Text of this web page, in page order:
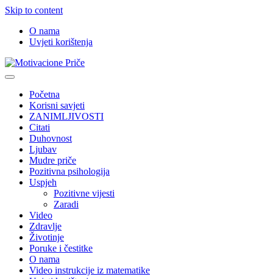
Skip to content
O nama
Uvjeti korištenja
Početna
Korisni savjeti
ZANIMLJIVOSTI
Citati
Duhovnost
Ljubav
Mudre priče
Pozitivna psihologija
Uspjeh
Pozitivne vijesti
Zaradi
Video
Zdravlje
Životinje
Poruke i čestitke
O nama
Video instrukcije iz matematike